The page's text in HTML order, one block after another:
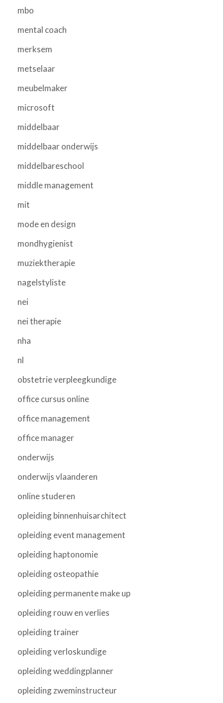
mbo
mental coach
merksem
metselaar
meubelmaker
microsoft
middelbaar
middelbaar onderwijs
middelbareschool
middle management
mit
mode en design
mondhygienist
muziektherapie
nagelstyliste
nei
nei therapie
nha
nl
obstetrie verpleegkundige
office cursus online
office management
office manager
onderwijs
onderwijs vlaanderen
online studeren
opleiding binnenhuisarchitect
opleiding event management
opleiding haptonomie
opleiding osteopathie
opleiding permanente make up
opleiding rouw en verlies
opleiding trainer
opleiding verloskundige
opleiding weddingplanner
opleiding zweminstructeur